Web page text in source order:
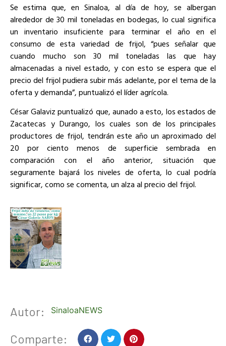
Se estima que, en Sinaloa, al día de hoy, se albergan
alrededor de 30 mil toneladas en bodegas, lo cual significa
un inventario insuficiente para terminar el año en el
consumo de esta variedad de frijol, “pues señalar que
cuando mucho son 30 mil toneladas las que hay
almacenadas a nivel estado, y con esto se espera que el
precio del frijol pudiera subir más adelante, por el tema de la
oferta y demanda”, puntualizó el líder agrícola.
César Galaviz puntualizó que, aunado a esto, los estados de
Zacatecas y Durango, los cuales son de los principales
productores de frijol, tendrán este año un aproximado del
20 por ciento menos de superficie sembrada en
comparación con el año anterior, situación que
seguramente bajará los niveles de oferta, lo cual podría
significar, como se comenta, un alza al precio del frijol.
Autor: SinaloaNEWS
Comparte: